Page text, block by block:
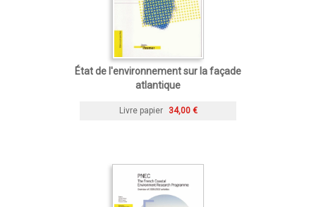
État de l'environnement sur la façade
atlantique
Livre papier 34,00 €